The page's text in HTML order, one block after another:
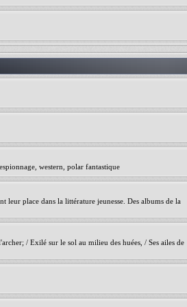
western, polar fantastique
place dans la littérature jeunesse. Des albums de la
/ Exilé sur le sol au milieu des huées, / Ses ailes de